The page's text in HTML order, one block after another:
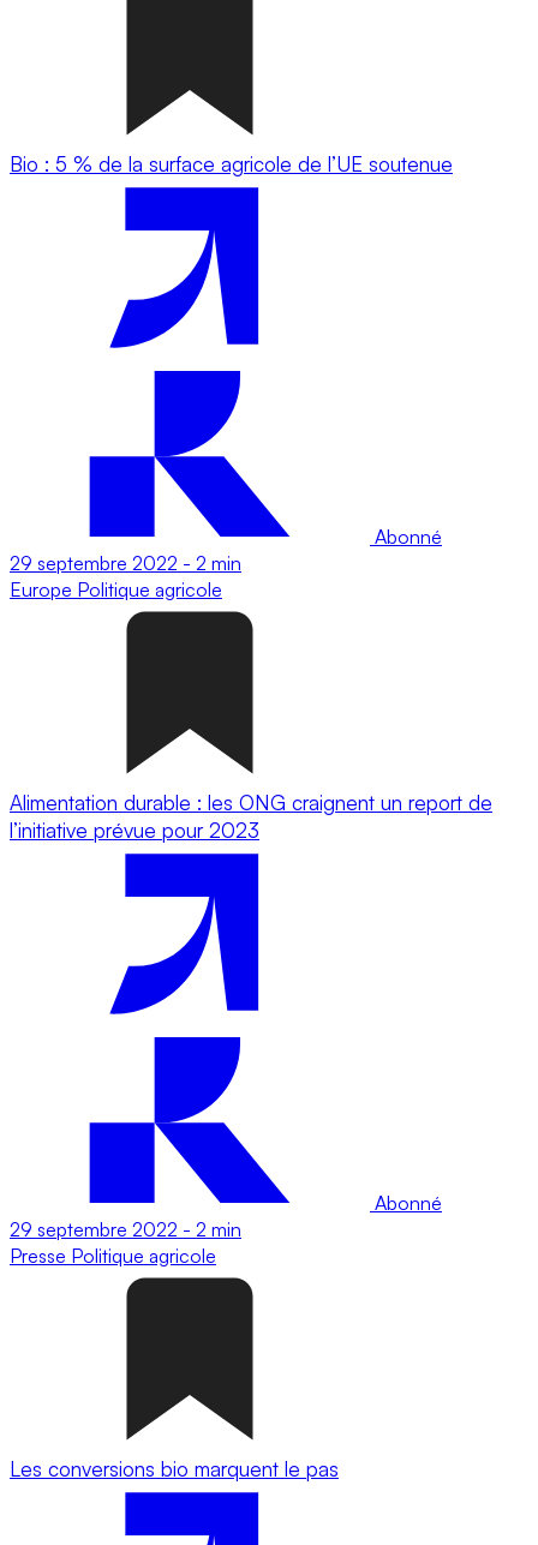
Bio : 5 % de la surface agricole de l’UE soutenue
Abonné
29 septembre 2022 - 2 min
Europe Politique agricole
Alimentation durable : les ONG craignent un report de
l’initiative prévue pour 2023
Abonné
29 septembre 2022 - 2 min
Presse Politique agricole
Les conversions bio marquent le pas